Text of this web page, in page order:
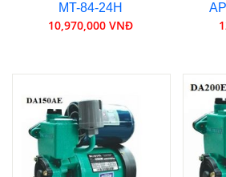
MT-84-24H
10,970,000 VNĐ